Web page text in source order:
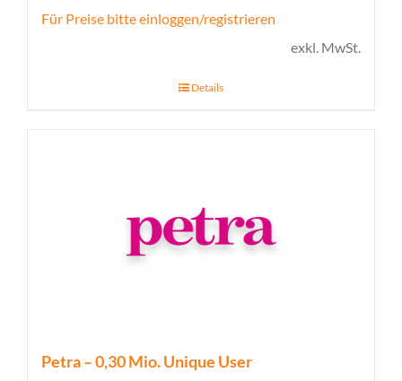
Für Preise bitte einloggen/registrieren
exkl. MwSt.
Details
Petra – 0,30 Mio. Unique User